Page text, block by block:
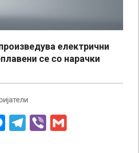
електрични
се со нарачки
Messenger
Telegram
Viber